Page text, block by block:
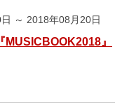
～ 2018年08月20日
MUSICBOOK2018』